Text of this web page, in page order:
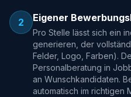
2 Eigener
Pro Stelle lässt sich ein
generieren, der
Felder, Logo, Farben).
Personalberatung in
an Wunschkandidaten.
automatisch im richtigen